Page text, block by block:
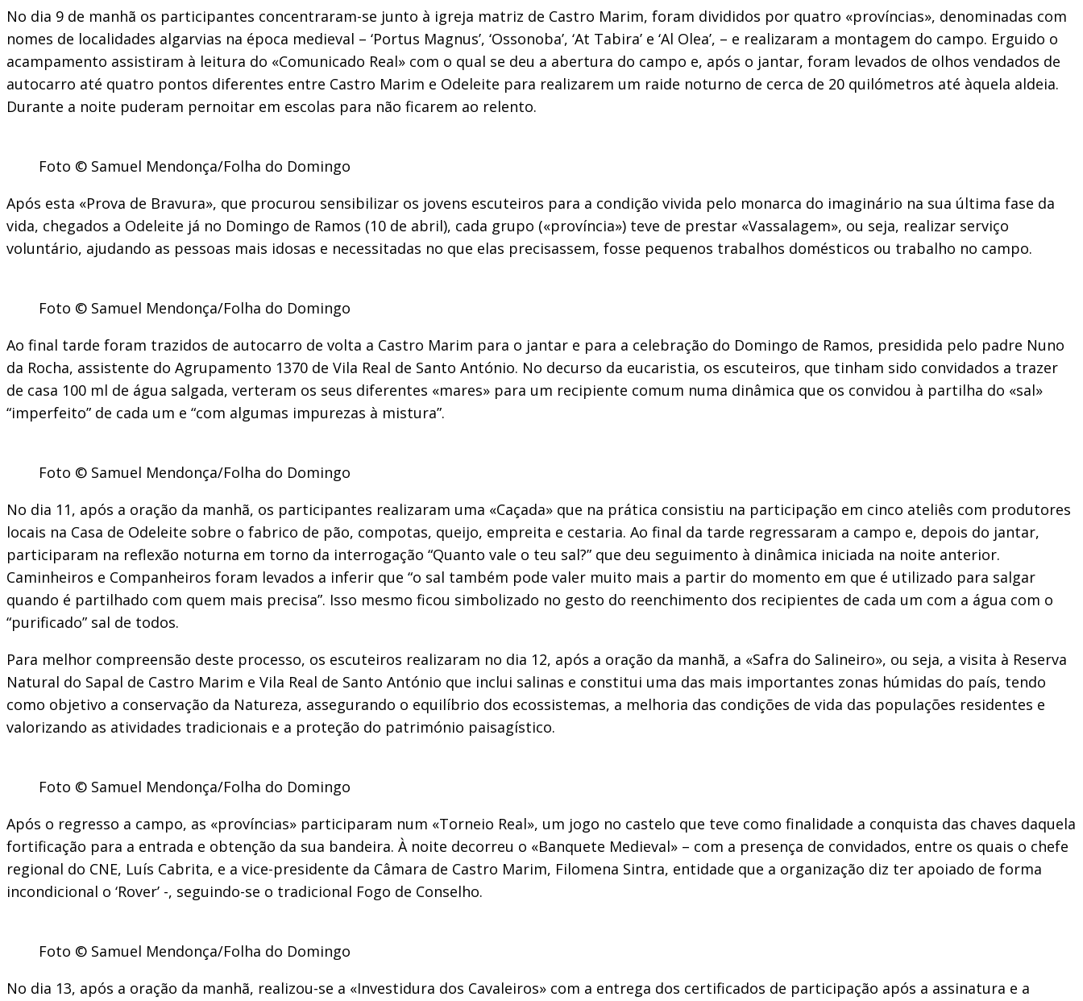
No dia 9 de manhã os participantes concentraram-se junto à igreja matriz de Castro Marim, foram divididos por quatro «províncias», denominadas com
nomes de localidades algarvias na época medieval – ‘Portus Magnus’, ‘Ossonoba’, ‘At Tabira’ e ‘Al Olea’, – e realizaram a montagem do campo. Erguido o
acampamento assistiram à leitura do «Comunicado Real» com o qual se deu a abertura do campo e, após o jantar, foram levados de olhos vendados de
autocarro até quatro pontos diferentes entre Castro Marim e Odeleite para realizarem um raide noturno de cerca de 20 quilómetros até àquela aldeia.
Durante a noite puderam pernoitar em escolas para não ficarem ao relento.
Foto © Samuel Mendonça/Folha do Domingo
Após esta «Prova de Bravura», que procurou sensibilizar os jovens escuteiros para a condição vivida pelo monarca do imaginário na sua última fase da
vida, chegados a Odeleite já no Domingo de Ramos (10 de abril), cada grupo («província») teve de prestar «Vassalagem», ou seja, realizar serviço
voluntário, ajudando as pessoas mais idosas e necessitadas no que elas precisassem, fosse pequenos trabalhos domésticos ou trabalho no campo.
Foto © Samuel Mendonça/Folha do Domingo
Ao final tarde foram trazidos de autocarro de volta a Castro Marim para o jantar e para a celebração do Domingo de Ramos, presidida pelo padre Nuno
da Rocha, assistente do Agrupamento 1370 de Vila Real de Santo António. No decurso da eucaristia, os escuteiros, que tinham sido convidados a trazer
de casa 100 ml de água salgada, verteram os seus diferentes «mares» para um recipiente comum numa dinâmica que os convidou à partilha do «sal»
“imperfeito” de cada um e “com algumas impurezas à mistura”.
Foto © Samuel Mendonça/Folha do Domingo
No dia 11, após a oração da manhã, os participantes realizaram uma «Caçada» que na prática consistiu na participação em cinco ateliês com produtores
locais na Casa de Odeleite sobre o fabrico de pão, compotas, queijo, empreita e cestaria. Ao final da tarde regressaram a campo e, depois do jantar,
participaram na reflexão noturna em torno da interrogação “Quanto vale o teu sal?” que deu seguimento à dinâmica iniciada na noite anterior.
Caminheiros e Companheiros foram levados a inferir que “o sal também pode valer muito mais a partir do momento em que é utilizado para salgar
quando é partilhado com quem mais precisa”. Isso mesmo ficou simbolizado no gesto do reenchimento dos recipientes de cada um com a água com o
“purificado” sal de todos.
Para melhor compreensão deste processo, os escuteiros realizaram no dia 12, após a oração da manhã, a «Safra do Salineiro», ou seja, a visita à Reserva
Natural do Sapal de Castro Marim e Vila Real de Santo António que inclui salinas e constitui uma das mais importantes zonas húmidas do país, tendo
como objetivo a conservação da Natureza, assegurando o equilíbrio dos ecossistemas, a melhoria das condições de vida das populações residentes e
valorizando as atividades tradicionais e a proteção do património paisagístico.
Foto © Samuel Mendonça/Folha do Domingo
Após o regresso a campo, as «províncias» participaram num «Torneio Real», um jogo no castelo que teve como finalidade a conquista das chaves daquela
fortificação para a entrada e obtenção da sua bandeira. À noite decorreu o «Banquete Medieval» – com a presença de convidados, entre os quais o chefe
regional do CNE, Luís Cabrita, e a vice-presidente da Câmara de Castro Marim, Filomena Sintra, entidade que a organização diz ter apoiado de forma
incondicional o ‘Rover’ -, seguindo-se o tradicional Fogo de Conselho.
Foto © Samuel Mendonça/Folha do Domingo
No dia 13, após a oração da manhã, realizou-se a «Investidura dos Cavaleiros» com a entrega dos certificados de participação após a assinatura e a